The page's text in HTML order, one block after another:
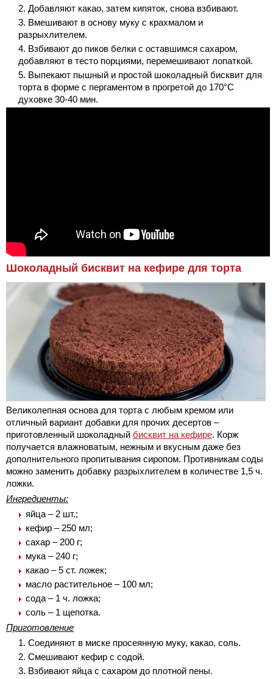
Добавляют какао, затем кипяток, снова взбивают.
Вмешивают в основу муку с крахмалом и
разрыхлителем.
Взбивают до пиков белки с оставшимся сахаром,
добавляют в тесто порциями, перемешивают лопаткой.
Выпекают пышный и простой шоколадный бисквит для
торта в форме с пергаментом в прогретой до 170°С
духовке 30-40 мин.
Шоколадный бисквит на кефире для торта
Великолепная основа для торта с любым кремом или
отличный вариант добавки для прочих десертов –
приготовленный шоколадный бисквит на кефире. Корж
получается влажноватым, нежным и вкусным даже без
дополнительного пропитывания сиропом. Противникам соды
можно заменить добавку разрыхлителем в количестве 1,5 ч.
ложки.
Ингредиенты:
яйца – 2 шт.;
кефир – 250 мл;
сахар – 200 г;
мука – 240 г;
какао – 5 ст. ложек;
масло растительное – 100 мл;
сода – 1 ч. ложка;
соль – 1 щепотка.
Приготовление
Соединяют в миске просеянную муку, какао, соль.
Смешивают кефир с содой.
Взбивают яйца с сахаром до плотной пены.